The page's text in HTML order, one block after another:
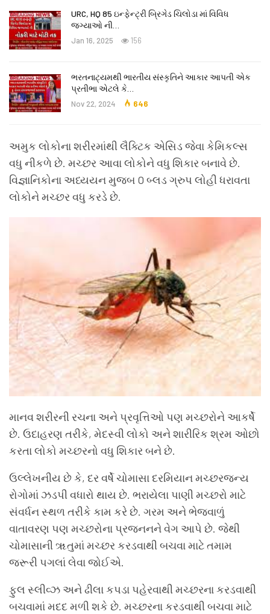
URC, HQ 85 ઇન્ફેન્ટ્રી બ્રિગેડ ચિલોડા માં વિવિધ
જગ્યાઓ ની…
Jan 16, 2025 156
ભરતનાટ્યમથી ભારતીય સંસ્કૃતિને આકાર આપતી એક
પ્રતીભા એટલે કે‌…
Nov 22, 2024 646
અમુક લોકોના શરીરમાંથી લૈક્ટિક એસિડ જેવા કેમિકલ્સ
વધુ નીકળે છે. મચ્છર આવા લોકોને વધુ શિકાર બનાવે છે.
વિજ્ઞાનિકોના અધ્યયન મુજબ O બ્લડ ગ્રુપ લોહી ધરાવતા
લોકોને મચ્છર વધુ કરડે છે.
માનવ શરીરની રચના અને પ્રવૃત્તિઓ પણ મચ્છરોને આકર્ષે
છે. ઉદાહરણ તરીકે, મેદસ્વી લોકો અને શારીરિક શ્રમ ઓછો
કરતા લોકો મચ્છરનો વધુ શિકાર બને છે.
ઉલ્લેખનીય છે કે, દર વર્ષે ચોમાસા દરમિયાન મચ્છરજન્ય
રોગોમાં ઝડપી વધારો થાય છે. ભરાયેલા પાણી મચ્છરો માટે
સંવર્ધન સ્થળ તરીકે કામ કરે છે. ગરમ અને ભેજવાળું
વાતાવરણ પણ મચ્છરોના પ્રજનનને વેગ આપે છે. જેથી
ચોમાસાની ૠતુમાં મચ્છર કરડવાથી બચવા માટે તમામ
જરૂરી પગલાં લેવા જોઈએ.
ફુલ સ્લીવ્ઝ અને ઢીલા કપડા પહેરવાથી મચ્છરના કરડવાથી
બચવામાં મદદ મળી શકે છે. મચ્છરના કરડવાથી બચવા માટે